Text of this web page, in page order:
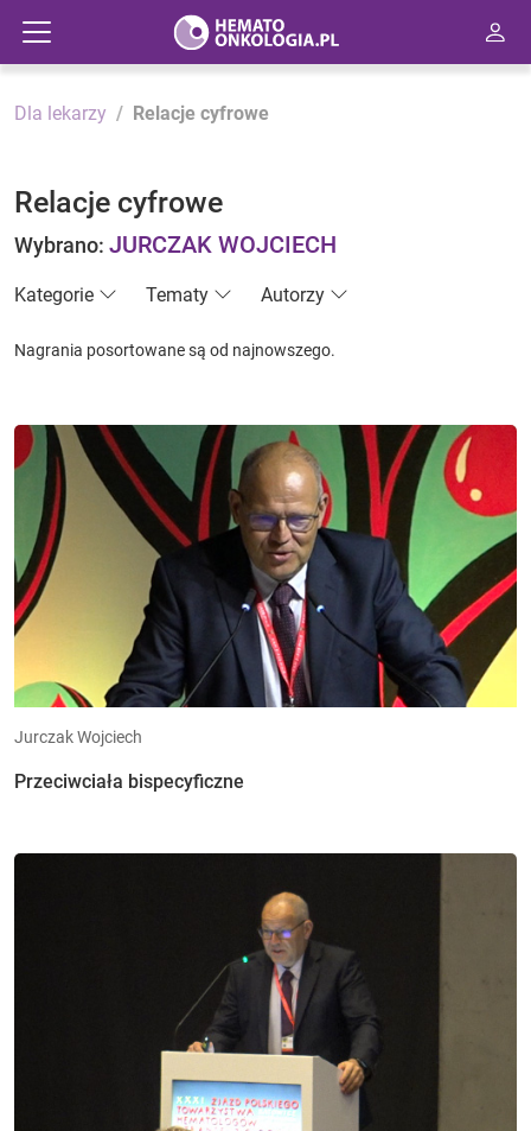
Dla lekarzy Relacje cyfrowe
Relacje cyfrowe
Wybrano: JURCZAK WOJCIECH
Kategorie Tematy Autorzy
Nagrania posortowane są od najnowszego.
Jurczak Wojciech
Przeciwciała bispecyficzne